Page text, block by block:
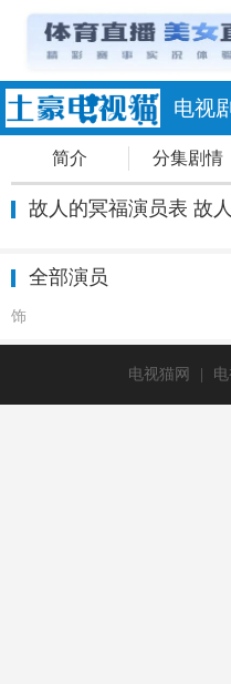
电视剧
简介 分集剧情
故人的冥福演员表 故
全部演员
饰
电视猫网 | 电